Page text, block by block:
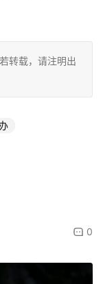
转载，请注明出
0